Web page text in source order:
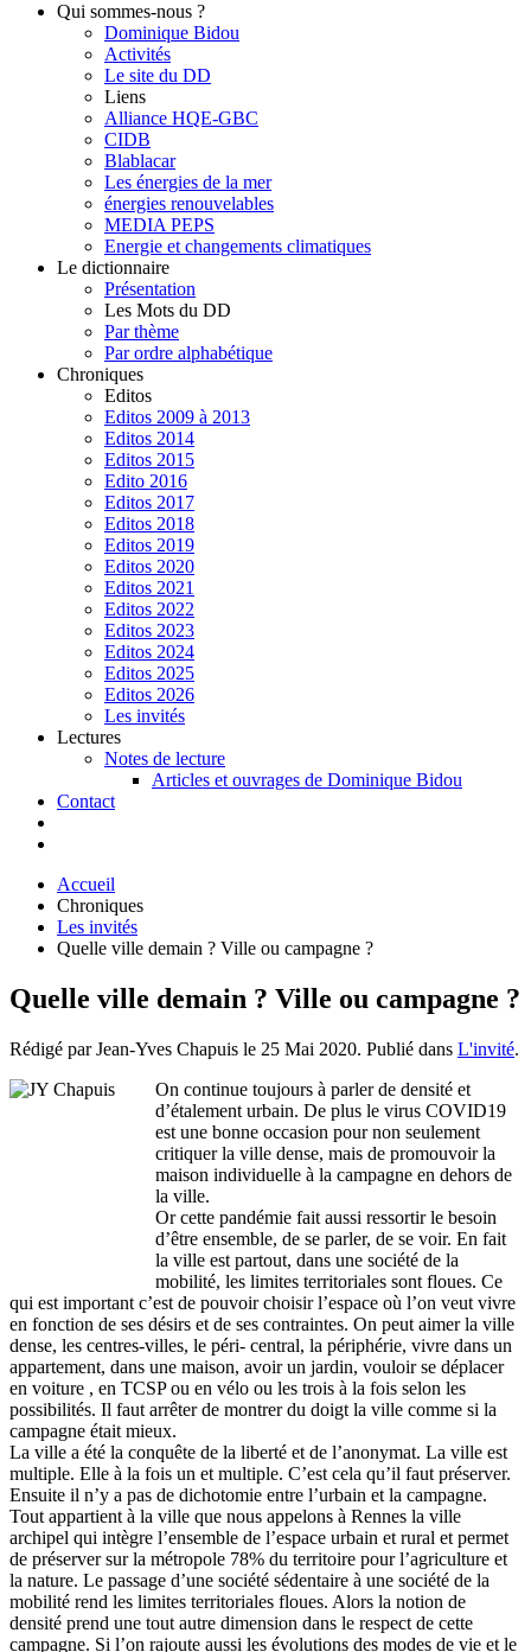
Qui sommes-nous ?
Dominique Bidou
Activités
Le site du DD
Liens
Alliance HQE-GBC
CIDB
Blablacar
Les énergies de la mer
énergies renouvelables
MEDIA PEPS
Energie et changements climatiques
Le dictionnaire
Présentation
Les Mots du DD
Par thème
Par ordre alphabétique
Chroniques
Editos
Editos 2009 à 2013
Editos 2014
Editos 2015
Edito 2016
Editos 2017
Editos 2018
Editos 2019
Editos 2020
Editos 2021
Editos 2022
Editos 2023
Editos 2024
Editos 2025
Editos 2026
Les invités
Lectures
Notes de lecture
Articles et ouvrages de Dominique Bidou
Contact
Accueil
Chroniques
Les invités
Quelle ville demain ? Ville ou campagne ?
Quelle ville demain ? Ville ou campagne ?
Rédigé par Jean-Yves Chapuis le 25 Mai 2020. Publié dans L'invité.
On continue toujours à parler de densité et
d’étalement urbain. De plus le virus COVID19
est une bonne occasion pour non seulement
critiquer la ville dense, mais de promouvoir la
maison individuelle à la campagne en dehors de
la ville.
Or cette pandémie fait aussi ressortir le besoin
d’être ensemble, de se parler, de se voir. En fait
la ville est partout, dans une société de la
mobilité, les limites territoriales sont floues. Ce
qui est important c’est de pouvoir choisir l’espace où l’on veut vivre
en fonction de ses désirs et de ses contraintes. On peut aimer la ville
dense, les centres-villes, le péri- central, la périphérie, vivre dans un
appartement, dans une maison, avoir un jardin, vouloir se déplacer
en voiture , en TCSP ou en vélo ou les trois à la fois selon les
possibilités. Il faut arrêter de montrer du doigt la ville comme si la
campagne était mieux.
La ville a été la conquête de la liberté et de l’anonymat. La ville est
multiple. Elle à la fois un et multiple. C’est cela qu’il faut préserver.
Ensuite il n’y a pas de dichotomie entre l’urbain et la campagne.
Tout appartient à la ville que nous appelons à Rennes la ville
archipel qui intègre l’ensemble de l’espace urbain et rural et permet
de préserver sur la métropole 78% du territoire pour l’agriculture et
la nature. Le passage d’une société sédentaire à une société de la
mobilité rend les limites territoriales floues. Alors la notion de
densité prend une tout autre dimension dans le respect de cette
campagne. Si l’on rajoute aussi les évolutions des modes de vie et le